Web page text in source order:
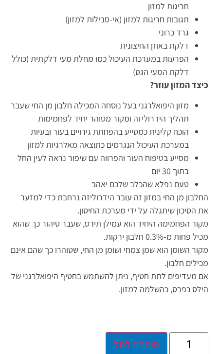
חריגות למזון
תגובות חריגות למזון (אי-סבילות למזון)
גרד כרוני
דלקת באוזן החיצונית
הפרעות במערכת העיכול כמו מחלת מעי דלקתית (כולל
דלקת המעי הגס)
כיצד המזון עוזר?
מזון היפואלרגני בעל נוסחה המכילה חלבון מן החי שעבר
תהליך הידרוליזה ומקור מטוהר יחיד לפחמימות
הוכח קלינית כמסייע בהפחתת גירויים בעור ובעיות
במערכת העיכול הנגרמים כתוצאה מאלרגיות למזון
מסייע בטיפוח העור והפרווה עם שיפור נראה לעין החל
בתוך 30 יום
טעם נפלא שהכלב שלכם יאהב
החלבון מן החי במזון זה עובר הידרוליזה נרחבת כדי למזער
את הסיכון שיתגלה על ידי מערכת החיסון.
מקור הפחמימה היחיד הוא עמילן תירס, שעבר טיהור כך שהוא
מכיל פחות מ-0.3% חלבון ירקות.
מקור השומן הוא שמן צמחי ושומן מן החי, שטוהרו כך שהם אינם
מכילים חלבון.
אם מעדיפים לתת חטיף, ניתן להשתמש בחטיף היפואלרגני של
הילס כפרס, כהשלמה למזון.
הוספה לסל